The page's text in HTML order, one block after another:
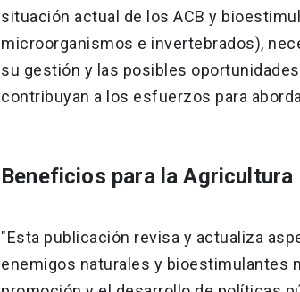
situación actual de los ACB y
microorganismos e invertebrados),
su gestión y las posibles
contribuyan a los esfuerzos para
Beneficios para la Agricultura
"Esta publicación revisa y actualiza
enemigos naturales y bioestimulantes